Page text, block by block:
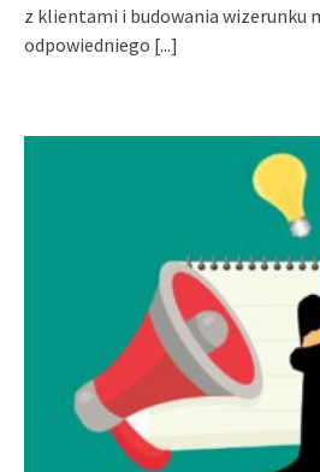
z klientami i budowania wizerunku
odpowiedniego [...]